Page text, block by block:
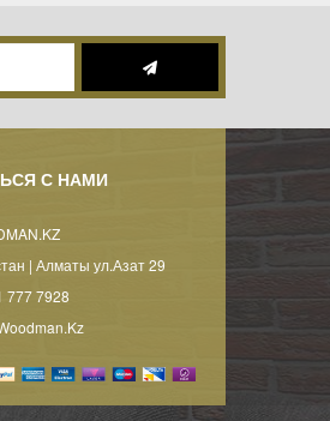
С НАМИ
| Алматы ул.Азат 29
777 7928